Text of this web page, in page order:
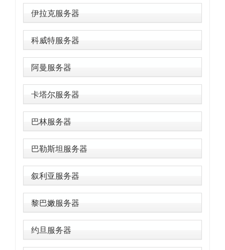
伊拉克服务器
科威特服务器
阿曼服务器
卡塔尔服务器
巴林服务器
巴勒斯坦服务器
叙利亚服务器
黎巴嫩服务器
约旦服务器